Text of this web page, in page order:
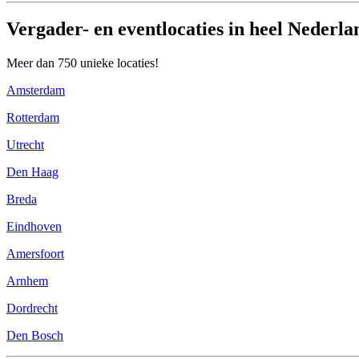
Vergader- en eventlocaties in heel
Meer dan 750 unieke locaties!
Amsterdam
Rotterdam
Utrecht
Den Haag
Breda
Eindhoven
Amersfoort
Arnhem
Dordrecht
Den Bosch